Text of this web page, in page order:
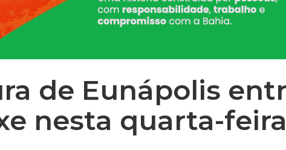
de Eunápolis
nesta quarta-feira